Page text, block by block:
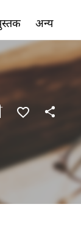
अन्य